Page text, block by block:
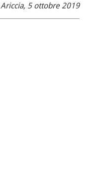
Ariccia, 5 ottobre 2019